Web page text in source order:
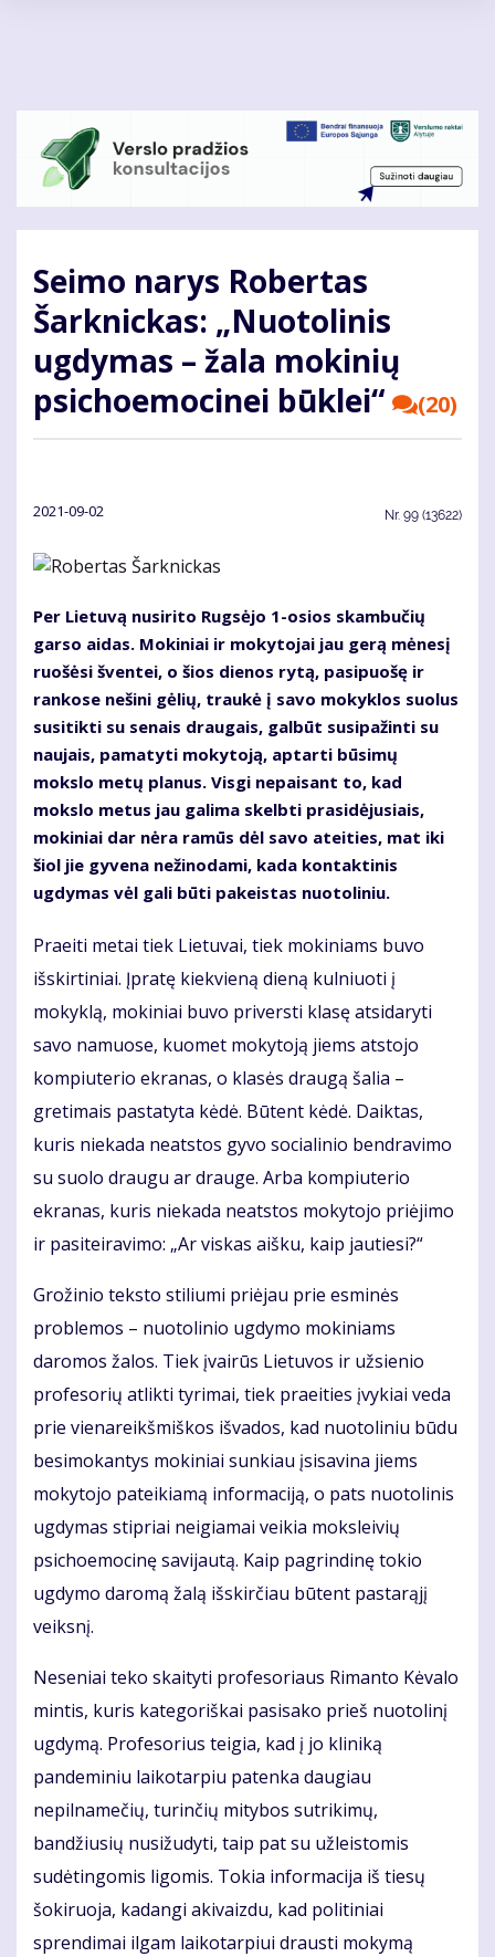
Seimo narys Robertas
Šarknickas: „Nuotolinis
ugdymas – žala mokinių
psichoemocinei būklei“
(20)
2021-09-02 Nr. 99 (13622)
Per Lietuvą nusirito Rugsėjo 1-osios skambučių
garso aidas. Mokiniai ir mokytojai jau gerą mėnesį
ruošėsi šventei, o šios dienos rytą, pasipuošę ir
rankose nešini gėlių, traukė į savo mokyklos suolus
susitikti su senais draugais, galbūt susipažinti su
naujais, pamatyti mokytoją, aptarti būsimų
mokslo metų planus. Visgi nepaisant to, kad
mokslo metus jau galima skelbti prasidėjusiais,
mokiniai dar nėra ramūs dėl savo ateities, mat iki
šiol jie gyvena nežinodami, kada kontaktinis
ugdymas vėl gali būti pakeistas nuotoliniu.
Praeiti metai tiek Lietuvai, tiek mokiniams buvo
išskirtiniai. Įpratę kiekvieną dieną kulniuoti į
mokyklą, mokiniai buvo priversti klasę atsidaryti
savo namuose, kuomet mokytoją jiems atstojo
kompiuterio ekranas, o klasės draugą šalia –
gretimais pastatyta kėdė. Būtent kėdė. Daiktas,
kuris niekada neatstos gyvo socialinio bendravimo
su suolo draugu ar drauge. Arba kompiuterio
ekranas, kuris niekada neatstos mokytojo priėjimo
ir pasiteiravimo: „Ar viskas aišku, kaip jautiesi?“
Grožinio teksto stiliumi priėjau prie esminės
problemos – nuotolinio ugdymo mokiniams
daromos žalos. Tiek įvairūs Lietuvos ir užsienio
profesorių atlikti tyrimai, tiek praeities įvykiai veda
prie vienareikšmiškos išvados, kad nuotoliniu būdu
besimokantys mokiniai sunkiau įsisavina jiems
mokytojo pateikiamą informaciją, o pats nuotolinis
ugdymas stipriai neigiamai veikia moksleivių
psichoemocinę savijautą. Kaip pagrindinę tokio
ugdymo daromą žalą išskirčiau būtent pastarąjį
veiksnį.
Neseniai teko skaityti profesoriaus Rimanto Kėvalo
mintis, kuris kategoriškai pasisako prieš nuotolinį
ugdymą. Profesorius teigia, kad į jo kliniką
pandeminiu laikotarpiu patenka daugiau
nepilnamečių, turinčių mitybos sutrikimų,
bandžiusių nusižudyti, taip pat su užleistomis
sudėtingomis ligomis. Tokia informacija iš tiesų
šokiruoja, kadangi akivaizdu, kad politiniai
sprendimai ilgam laikotarpiui drausti mokymą